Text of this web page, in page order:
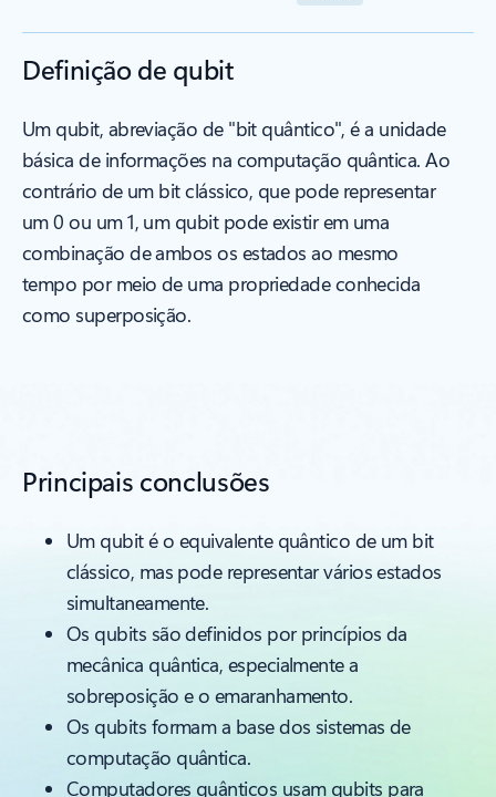
Definição de qubit
Um qubit, abreviação de "bit quântico", é a unidade
básica de informações na computação quântica. Ao
contrário de um bit clássico, que pode representar
um 0 ou um 1, um qubit pode existir em uma
combinação de ambos os estados ao mesmo
tempo por meio de uma propriedade conhecida
como superposição.
Principais conclusões
Um qubit é o equivalente quântico de um bit
clássico, mas pode representar vários estados
simultaneamente.
Os qubits são definidos por princípios da
mecânica quântica, especialmente a
sobreposição e o emaranhamento.
Os qubits formam a base dos sistemas de
computação quântica.
Computadores quânticos usam qubits para